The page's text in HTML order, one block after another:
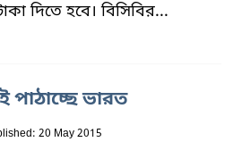
দিতে হবে। বিসিবির...
ভারত
20 May 2015